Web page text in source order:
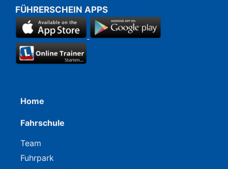
FÜHRERSCHEIN APPS
Home
Fahrschule
Team
Fuhrpark